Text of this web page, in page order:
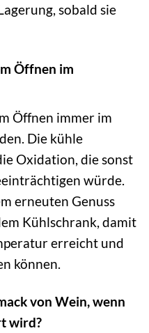
sobald sie
Öffnen im
Öffnen immer im
Die kühle
Oxidation, die sonst
würde.
erneuten Genuss
Kühlschrank, damit
erreicht und
können.
von Wein, wenn
wird?